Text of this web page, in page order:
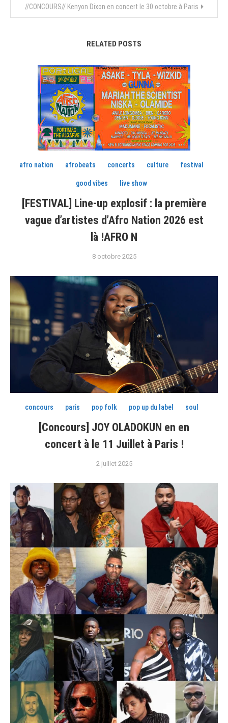
l’article
//CONCOURS// Kenyon Dixon en concert le 30 octobre à Paris
RELATED POSTS
afro nation afrobeats concerts culture festival
good vibes live show
[FESTIVAL] Line-up explosif : la première
vague d’artistes d’Afro Nation 2026 est
là !AFRO N
8 octobre 2025
concours paris pop folk pop up du label soul
[Concours] JOY OLADOKUN en en
concert à le 11 Juillet à Paris !
2 juillet 2025